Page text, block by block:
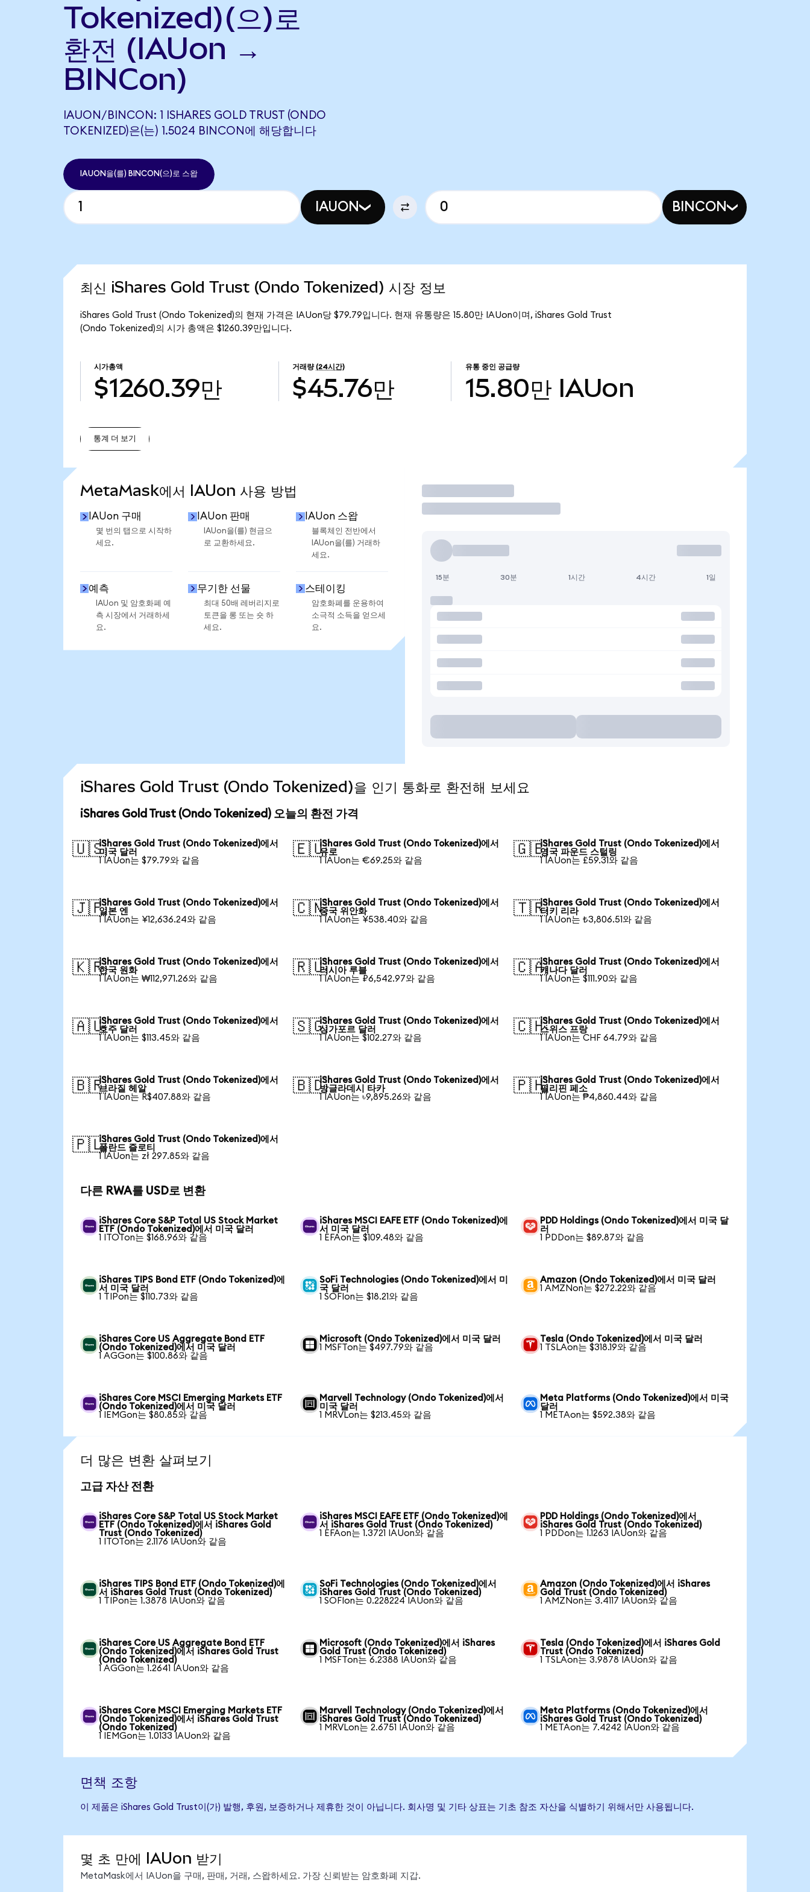
Tokenized)(으)로
환전 (IAUon →
BINCon)
IAUON/BINCON: 1 ISHARES GOLD TRUST (ONDO
TOKENIZED)은(는) 1.5024 BINCON에 해당합니다
IAUON을(를) BINCON(으)로 스왑
IAUON BINCON
최신 iShares Gold Trust (Ondo Tokenized) 시장 정보
iShares Gold Trust (Ondo Tokenized)의 현재 가격은 IAUon당 $79.79입니다. 현재 유통량은 15.80만 IAUon이며, iShares Gold Trust
(Ondo Tokenized)의 시가 총액은 $1260.39만입니다.
시가총액
$1260.39만
거래량 (24시간)
$45.76만
유통 중인 공급량
15.80만 IAUon
통계 더 보기
MetaMask에서 IAUon 사용 방법
IAUon 구매
몇 번의 탭으로 시작하
세요.
IAUon 판매
IAUon을(를) 현금으
로 교환하세요.
IAUon 스왑
블록체인 전반에서
IAUon을(를) 거래하
세요.
예측
IAUon 및 암호화폐 예
측 시장에서 거래하세
요.
무기한 선물
최대 50배 레버리지로
토큰을 롱 또는 숏 하
세요.
스테이킹
암호화폐를 운용하여
소극적 소득을 얻으세
요.
거래
15분 30분 1시간 4시간 1일
iShares Gold Trust (Ondo Tokenized)을 인기 통화로 환전해 보세요
iShares Gold Trust (Ondo Tokenized) 오늘의 환전 가격
🇺🇸iShares Gold Trust (Ondo Tokenized)에서
미국 달러
1 IAUon는 $79.79와 같음
🇪🇺iShares Gold Trust (Ondo Tokenized)에서
유로
1 IAUon는 €69.25와 같음
🇬🇧iShares Gold Trust (Ondo Tokenized)에서
영국 파운드 스털링
1 IAUon는 £59.31와 같음
🇯🇵iShares Gold Trust (Ondo Tokenized)에서
일본 엔
1 IAUon는 ¥12,636.24와 같음
🇨🇳iShares Gold Trust (Ondo Tokenized)에서
중국 위안화
1 IAUon는 ¥538.40와 같음
🇹🇷iShares Gold Trust (Ondo Tokenized)에서
터키 리라
1 IAUon는 ₺3,806.51와 같음
🇰🇷iShares Gold Trust (Ondo Tokenized)에서
한국 원화
1 IAUon는 ₩112,971.26와 같음
🇷🇺iShares Gold Trust (Ondo Tokenized)에서
러시아 루블
1 IAUon는 ₽6,542.97와 같음
🇨🇦iShares Gold Trust (Ondo Tokenized)에서
캐나다 달러
1 IAUon는 $111.90와 같음
🇦🇺iShares Gold Trust (Ondo Tokenized)에서
호주 달러
1 IAUon는 $113.45와 같음
🇸🇬iShares Gold Trust (Ondo Tokenized)에서
싱가포르 달러
1 IAUon는 $102.27와 같음
🇨🇭iShares Gold Trust (Ondo Tokenized)에서
스위스 프랑
1 IAUon는 CHF 64.79와 같음
🇧🇷iShares Gold Trust (Ondo Tokenized)에서
브라질 헤알
1 IAUon는 R$407.88와 같음
🇧🇩iShares Gold Trust (Ondo Tokenized)에서
방글라데시 타카
1 IAUon는 ৳9,895.26와 같음
🇵🇭iShares Gold Trust (Ondo Tokenized)에서
필리핀 페소
1 IAUon는 ₱4,860.44와 같음
🇵🇱iShares Gold Trust (Ondo Tokenized)에서
폴란드 즐로티
1 IAUon는 zł 297.85와 같음
다른 RWA를 USD로 변환
iShares Core S&P Total US Stock Market
ETF (Ondo Tokenized)에서 미국 달러
1 ITOTon는 $168.96와 같음
iShares MSCI EAFE ETF (Ondo Tokenized)에
서 미국 달러
1 EFAon는 $109.48와 같음
PDD Holdings (Ondo Tokenized)에서 미국 달
러
1 PDDon는 $89.87와 같음
iShares TIPS Bond ETF (Ondo Tokenized)에
서 미국 달러
1 TIPon는 $110.73와 같음
SoFi Technologies (Ondo Tokenized)에서 미
국 달러
1 SOFIon는 $18.21와 같음
Amazon (Ondo Tokenized)에서 미국 달러
1 AMZNon는 $272.22와 같음
iShares Core US Aggregate Bond ETF
(Ondo Tokenized)에서 미국 달러
1 AGGon는 $100.86와 같음
Microsoft (Ondo Tokenized)에서 미국 달러
1 MSFTon는 $497.79와 같음
Tesla (Ondo Tokenized)에서 미국 달러
1 TSLAon는 $318.19와 같음
iShares Core MSCI Emerging Markets ETF
(Ondo Tokenized)에서 미국 달러
1 IEMGon는 $80.85와 같음
Marvell Technology (Ondo Tokenized)에서
미국 달러
1 MRVLon는 $213.45와 같음
Meta Platforms (Ondo Tokenized)에서 미국
달러
1 METAon는 $592.38와 같음
더 많은 변환 살펴보기
고급 자산 전환
iShares Core S&P Total US Stock Market
ETF (Ondo Tokenized)에서 iShares Gold
Trust (Ondo Tokenized)
1 ITOTon는 2.1176 IAUon와 같음
iShares MSCI EAFE ETF (Ondo Tokenized)에
서 iShares Gold Trust (Ondo Tokenized)
1 EFAon는 1.3721 IAUon와 같음
PDD Holdings (Ondo Tokenized)에서
iShares Gold Trust (Ondo Tokenized)
1 PDDon는 1.1263 IAUon와 같음
iShares TIPS Bond ETF (Ondo Tokenized)에
서 iShares Gold Trust (Ondo Tokenized)
1 TIPon는 1.3878 IAUon와 같음
SoFi Technologies (Ondo Tokenized)에서
iShares Gold Trust (Ondo Tokenized)
1 SOFIon는 0.228224 IAUon와 같음
Amazon (Ondo Tokenized)에서 iShares
Gold Trust (Ondo Tokenized)
1 AMZNon는 3.4117 IAUon와 같음
iShares Core US Aggregate Bond ETF
(Ondo Tokenized)에서 iShares Gold Trust
(Ondo Tokenized)
1 AGGon는 1.2641 IAUon와 같음
Microsoft (Ondo Tokenized)에서 iShares
Gold Trust (Ondo Tokenized)
1 MSFTon는 6.2388 IAUon와 같음
Tesla (Ondo Tokenized)에서 iShares Gold
Trust (Ondo Tokenized)
1 TSLAon는 3.9878 IAUon와 같음
iShares Core MSCI Emerging Markets ETF
(Ondo Tokenized)에서 iShares Gold Trust
(Ondo Tokenized)
1 IEMGon는 1.0133 IAUon와 같음
Marvell Technology (Ondo Tokenized)에서
iShares Gold Trust (Ondo Tokenized)
1 MRVLon는 2.6751 IAUon와 같음
Meta Platforms (Ondo Tokenized)에서
iShares Gold Trust (Ondo Tokenized)
1 METAon는 7.4242 IAUon와 같음
면책 조항
이 제품은 iShares Gold Trust이(가) 발행, 후원, 보증하거나 제휴한 것이 아닙니다. 회사명 및 기타 상표는 기초 참조 자산을 식별하기 위해서만 사용됩니다.
몇 초 만에 IAUon 받기
MetaMask에서 IAUon을 구매, 판매, 거래, 스왑하세요. 가장 신뢰받는 암호화폐 지갑.